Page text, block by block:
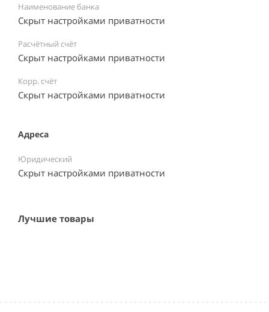
Наименование банка
Скрыт настройками приватности
Расчётный счёт
Скрыт настройками приватности
Корр. счёт
Скрыт настройками приватности
Адреса
Юридический
Скрыт настройками приватности
Лучшие товары